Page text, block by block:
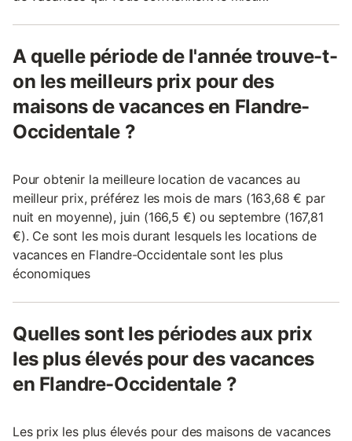
A quelle période de l'année trouve-t-
on les meilleurs prix pour des
maisons de vacances en Flandre-
Occidentale ?
Pour obtenir la meilleure location de vacances au
meilleur prix, préférez les mois de mars (163,68 € par
nuit en moyenne), juin (166,5 €) ou septembre (167,81
€). Ce sont les mois durant lesquels les locations de
vacances en Flandre-Occidentale sont les plus
économiques
Quelles sont les périodes aux prix
les plus élevés pour des vacances
en Flandre-Occidentale ?
Les prix les plus élevés pour des maisons de vacances